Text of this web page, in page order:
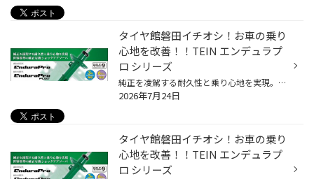
タイヤ館磐田イチオシ！お車の乗り
心地を改善！！TEIN エンデュラプ
ロ シリーズ
純正を凌駕する耐久性と乗り心地を実現。世界基準の純正互換ショックアブソーバー ☆純正形状 エンデュラプロ/エンデュラプロプラスは純正形状の高性能ショックアブソーバーです。 純正ショックアブソーバーと同形状のロアスプリングシートを備え、純正スプリングと純正アッパーマウントの使用を前提...
2026年7月24日
タイヤ館磐田イチオシ！お車の乗り
心地を改善！！TEIN エンデュラプ
ロ シリーズ